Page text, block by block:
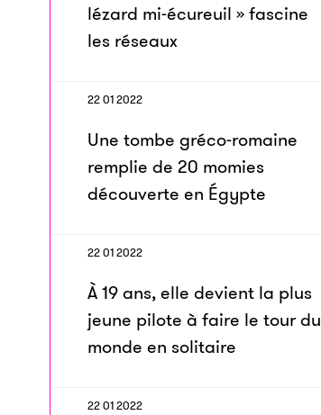
lézard mi-écureuil » fascine
les réseaux
22 01 2022
Une tombe gréco-romaine
remplie de 20 momies
découverte en Égypte
22 01 2022
À 19 ans, elle devient la plus
jeune pilote à faire le tour du
monde en solitaire
22 01 2022